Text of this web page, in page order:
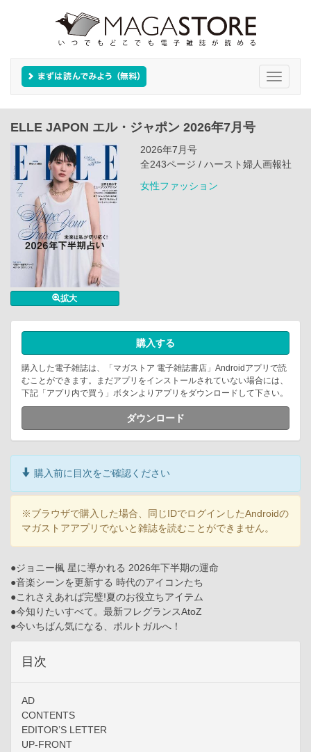
Toggle
ELLE JAPON エル・ジャポン 2026年7月号
拡大
2026年7月号
全243ページ / ハースト婦人画報社
女性ファッション
購入する
購入した電子雑誌は、「マガストア 電子雑誌書店」Androidアプリで読
むことができます。まだアプリをインストールされていない場合には、
下記「アプリ内で買う」ボタンよりアプリをダウンロードして下さい。
ダウンロード
購入前に目次をご確認ください
※ブラウザで購入した場合、同じIDでログインしたAndroidの
マガストアアプリでないと雑誌を読むことができません。
●ジョニー楓 星に導かれる 2026年下半期の運命
●音楽シーンを更新する 時代のアイコンたち
●これさえあれば完璧!夏のお役立ちアイテム
●今知りたいすべて。最新フレグランスAtoZ
●今いちばん気になる、ポルトガルへ！
目次
AD
CONTENTS
EDITOR’S LETTER
UP-FRONT